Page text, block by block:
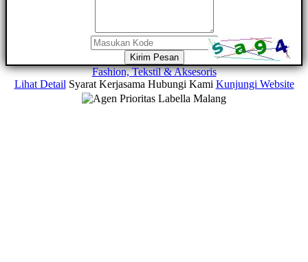
Kirim Pesan
Fashion, Tekstil & Aksesoris
Lihat Detail Syarat Kerjasama Hubungi Kami Kunjungi Website